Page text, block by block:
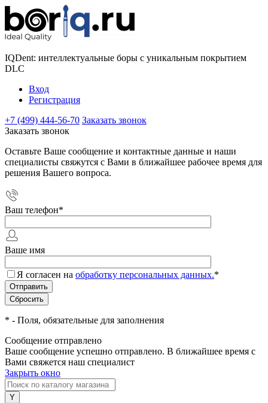
IQDent: интеллектуальные боры с уникальным покрытием
DLC
Вход
Регистрация
+7 (499) 444-56-70 Заказать звонок
Заказать звонок
Оставьте Ваше сообщение и контактные данные и наши
специалисты свяжутся с Вами в ближайшее рабочее время для
решения Вашего вопроса.
Ваш телефон*
Ваше имя
Я согласен на обработку персональных данных.*
* - Поля, обязательные для заполнения
Сообщение отправлено
Ваше сообщение успешно отправлено. В ближайшее время с
Вами свяжется наш специалист
Закрыть окно